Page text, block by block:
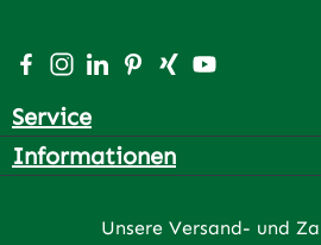
Besuche uns auf Facebook –
Schau auf Instagram vorbei
Vernetze dich mit uns
Lass dich auf
Vernetze dich
Sieh dir
Service
Informationen
Unsere Versand- und